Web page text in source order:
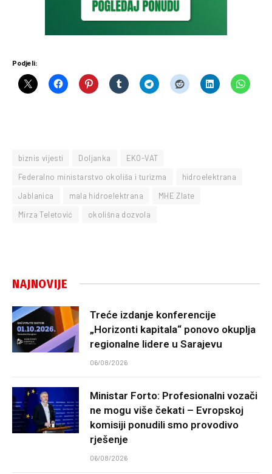
Podjeli:
biznis vijesti Doljanka
EKO-VAT
Federalno ministarstvo okoliša i turizma
hidroelektrana
Jablanica
mala hidroelektrana
MHE Zlate
Mirza Teletović
okolišna dozvola
NAJNOVIJE
Treće izdanje konferencije
„Horizonti kapitala“ ponovo okuplja
regionalne lidere u Sarajevu
06/08/2026
Ministar Forto: Profesionalni vozači
ne mogu više čekati – Evropskoj
komisiji ponudili smo provodivo
rješenje
06/08/2026